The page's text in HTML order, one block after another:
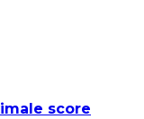
score